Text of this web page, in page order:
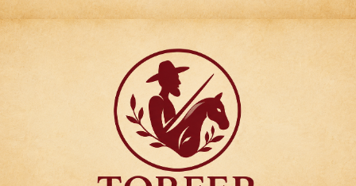
Articulos para
Regalo Torfer.